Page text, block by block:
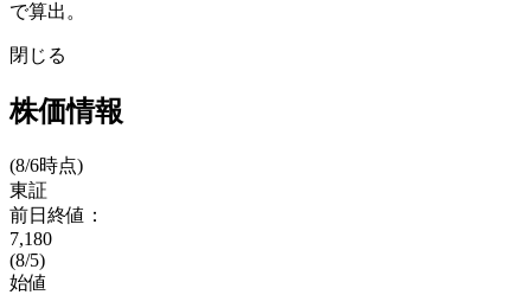
で算出。
閉じる
株価情報
(8/6時点)
東証
前日終値：
7,180
(8/5)
始値